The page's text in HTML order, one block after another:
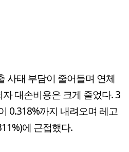
사태 부담이 줄어들며 연체
대손비용은 크게 줄었다. 3
0.318%까지 내려오며 레고
에 근접했다.